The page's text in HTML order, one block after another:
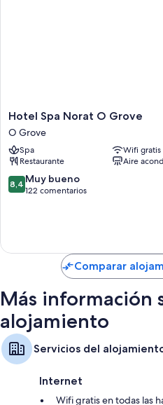
Hotel
Spa
Norat
O
Grove
O
Grove
Hotel Spa Norat O Grove
O Grove
Spa
Wifi gratis
Restaurante
Aire
8.4
sobre
8,4 Muy bueno
122 comentarios
Comparar
Más información
alojamiento
Servicios del
Internet
Wifi gratis en todas las